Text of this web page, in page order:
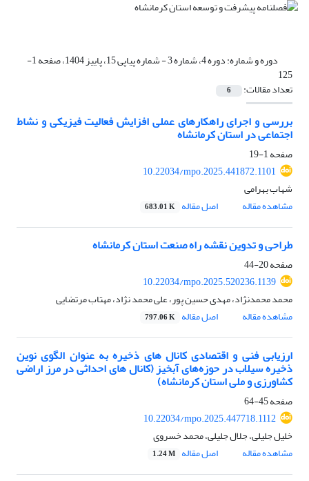
دوره و شماره: دوره 4، شماره 3 - شماره پیاپی 15، پاییز 1404، صفحه 1-
125
تعداد مقالات: 6
بررسی و اجرای راهکارهای عملی افزایش فعالیت فیزیکی و نشاط
اجتماعی در استان کرمانشاه
صفحه1-19
10.22034/mpo.2025.441872.1101
شهاب بهرامی
مشاهده مقاله
اصل مقاله 683.01 K
طراحی و تدوین نقشه راه صنعت استان کرمانشاه
صفحه20-44
10.22034/mpo.2025.520236.1139
محمد محمدنژاد، مهدی حسین پور، علی محمد نژاد، مهتاب مرتضایی
مشاهده مقاله
اصل مقاله 797.06 K
ارزیابی فنی و اقتصادی کانال های ذخیره به عنوان الگوی نوین
ذخیره سیلاب در حوزه‌های آبخیز (کانال های احداثی در مرز اراضی
کشاورزی و ملی استان کرمانشاه)
صفحه45-64
10.22034/mpo.2025.447718.1112
خلیل جلیلی، جلال جلیلی، محمد خسروی
مشاهده مقاله
اصل مقاله 1.24 M